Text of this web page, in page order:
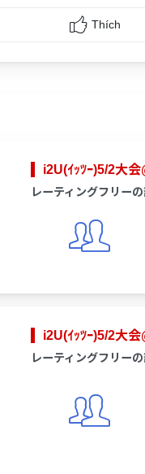
Thích
i2U(ｲｯﾂｰ)5/2大
レーティングフリー
i2U(ｲｯﾂｰ)5/2大
レーティングフリー